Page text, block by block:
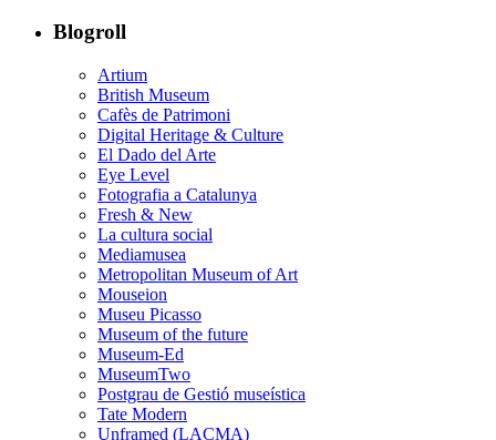
Blogroll
Artium
British Museum
Cafès de Patrimoni
Digital Heritage & Culture
El Dado del Arte
Eye Level
Fotografia a Catalunya
Fresh & New
La cultura social
Mediamusea
Metropolitan Museum of Art
Mouseion
Museu Picasso
Museum of the future
Museum-Ed
MuseumTwo
Postgrau de Gestió museística
Tate Modern
Unframed (LACMA)